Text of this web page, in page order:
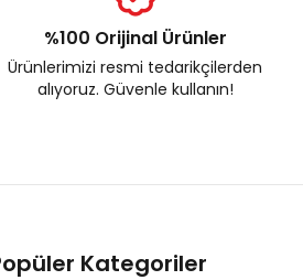
%100 Orijinal Ürünler
Ürünlerimizi resmi tedarikçilerden
alıyoruz. Güvenle kullanın!
Kategoriler